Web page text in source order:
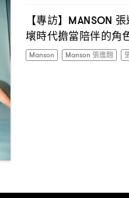
【專訪】 MANSON
壞時代擔當陪伴的角
Manson Manson 張進翹